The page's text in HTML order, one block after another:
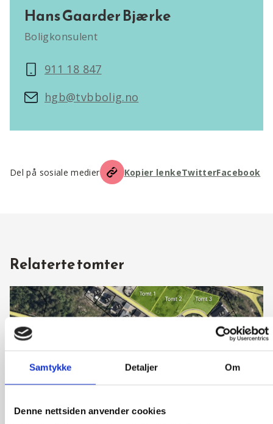
Samtykke Detaljer Om
Denne nettsiden anvender cookies
Hans Gaarder Bjærke
Boligkonsulent
911 18 847
hgb@tvbbolig.no
Del på sosiale medier Kopier lenkeTwitterFacebook
Relaterte tomter